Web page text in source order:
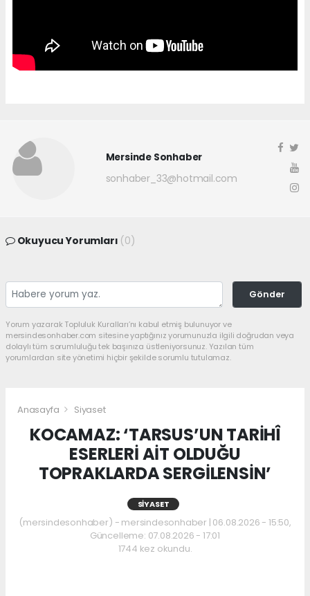
Mersinde Sonhaber
sonhaber_33@hotmail.com
Okuyucu Yorumları (0)
Gönder
Yorum yazarak Topluluk Kuralları’nı kabul etmiş bulunuyor ve
mersindesonhaber.com sitesine yaptığınız yorumunuzla ilgili doğrudan veya
dolaylı tüm sorumluluğu tek başınıza üstleniyorsunuz. Yazılan tüm
yorumlardan site yönetimi hiçbir şekilde sorumlu tutulamaz.
Anasayfa Siyaset
KOCAMAZ: ‘TARSUS’UN TARİHÎ
ESERLERİ AİT OLDUĞU
TOPRAKLARDA SERGİLENSİN’
SIYASET
(mersindesonhaber) - mersindesonhaber | 06.08.2026 - 15:50,
Güncelleme: 07.08.2026 - 17:01
1744 kez okundu.